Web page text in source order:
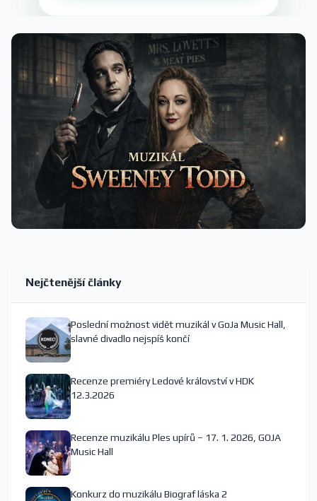
Nejčtenější články
Poslední možnost vidět muzikál v GoJa Music Hall,
slavné divadlo nejspíš končí
Recenze premiéry Ledové království v HDK
12.3.2026
Recenze muzikálu Ples upírů – 17. 1. 2026, GOJA
Music Hall
Konkurz do muzikálu Biograf láska 2